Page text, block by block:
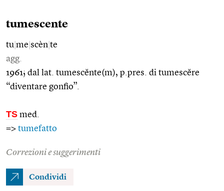
tumescente
tu me scèn te
agg.
1961; dal lat. tumescĕnte(m), p.pres. di tumescĕre
“diventare gonfio”.
TS med.
=> tumefatto
Correzioni e suggerimenti
Condividi